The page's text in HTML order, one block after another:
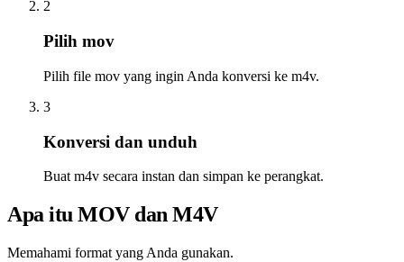
2
Pilih mov
Pilih file mov yang ingin Anda konversi ke m4v.
3
Konversi dan unduh
Buat m4v secara instan dan simpan ke perangkat.
Apa itu MOV dan M4V
Memahami format yang Anda gunakan.